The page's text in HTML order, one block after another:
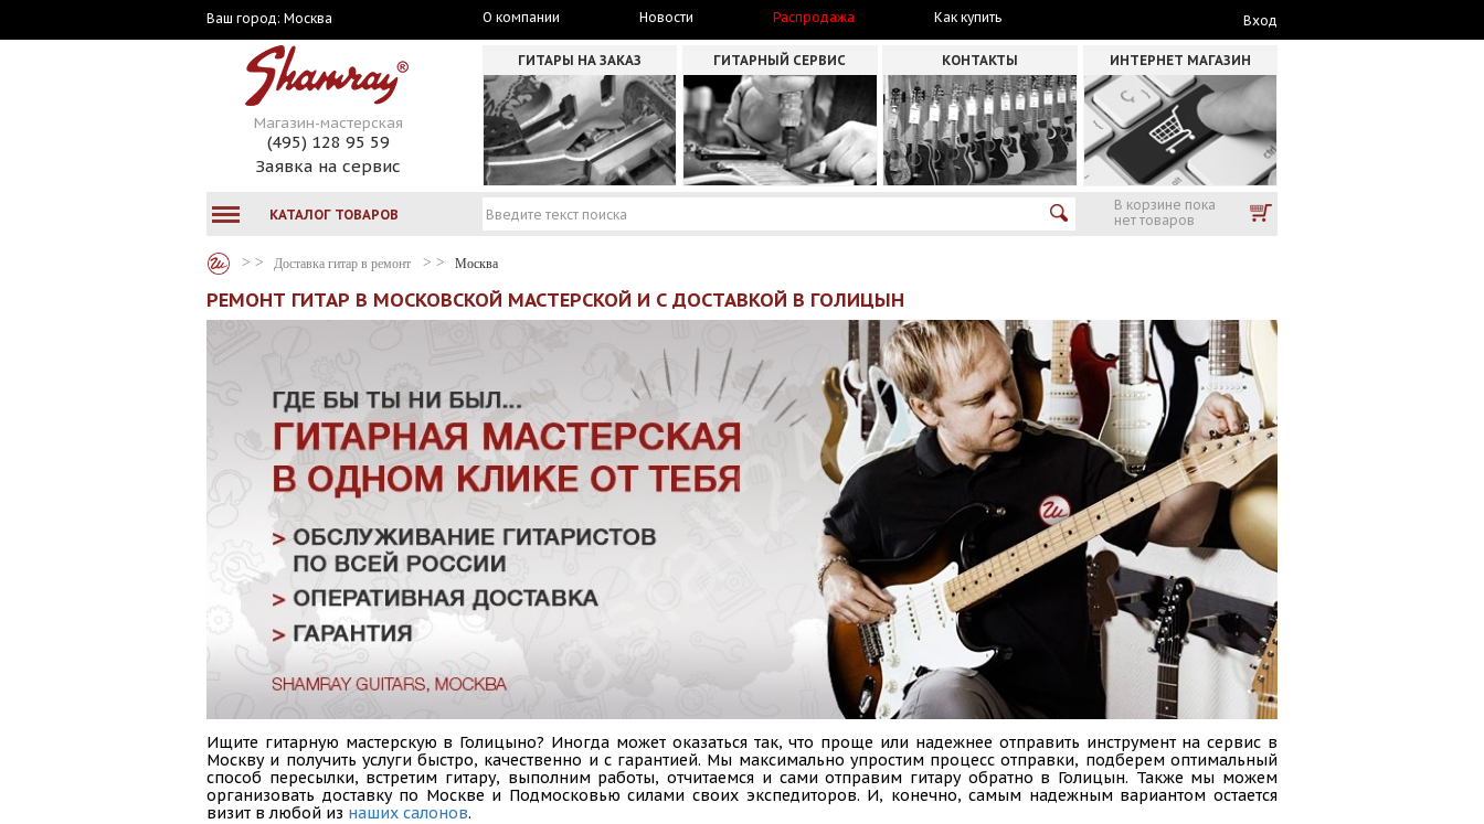
Ваш город: Москва О компании Новости Распродажа Как купить Вход
Магазин-мастерская
(495) 128 95 59
Заявка на сервис
ГИТАРЫ НА ЗАКАЗ ГИТАРНЫЙ СЕРВИС КОНТАКТЫ ИНТЕРНЕТ МАГАЗИН
КАТАЛОГ ТОВАРОВ
В корзине пока
нет товаров
Доставка гитар в ремонт Москва
РЕМОНТ ГИТАР В МОСКОВСКОЙ МАСТЕРСКОЙ И С ДОСТАВКОЙ В ГОЛИЦЫН
Ищите гитарную мастерскую в Голицыно? Иногда может оказаться так, что проще или надежнее отправить инструмент на сервис в
Москву и получить услуги быстро, качественно и с гарантией. Мы максимально упростим процесс отправки, подберем оптимальный
способ пересылки, встретим гитару, выполним работы, отчитаемся и сами отправим гитару обратно в Голицын. Также мы можем
организовать доставку по Москве и Подмосковью силами своих экспедиторов. И, конечно, самым надежным вариантом остается
визит в любой из наших салонов.